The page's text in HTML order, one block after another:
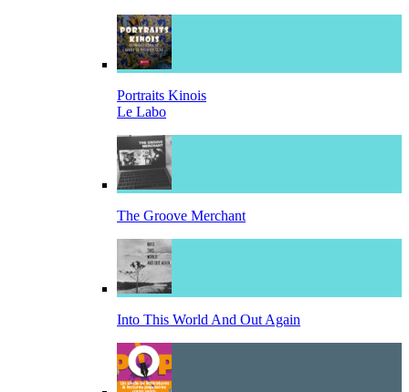
Portraits Kinois
Le Labo
The Groove Merchant
Into This World And Out Again